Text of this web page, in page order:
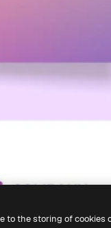
to the storing of cookies